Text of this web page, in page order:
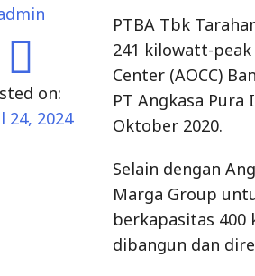
on:
24, 2024
PTBA Tbk
241 kilowatt-
Center (AOCC)
PT Angkasa
Oktober 2020.
Selain dengan
Marga Group
berkapasitas 400
dibangun dan